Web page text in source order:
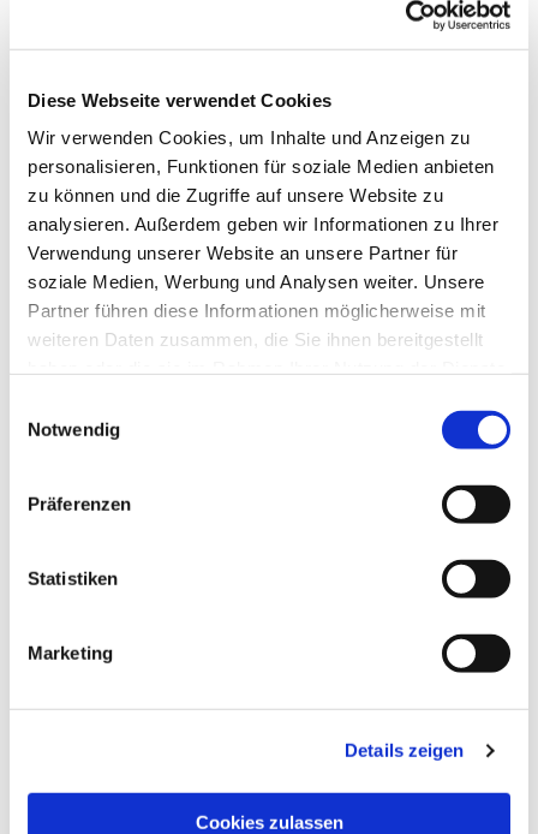
Diese Webseite verwendet Cookies
Wir verwenden Cookies, um Inhalte und Anzeigen zu
personalisieren, Funktionen für soziale Medien anbieten
zu können und die Zugriffe auf unsere Website zu
analysieren. Außerdem geben wir Informationen zu Ihrer
Verwendung unserer Website an unsere Partner für
soziale Medien, Werbung und Analysen weiter. Unsere
Partner führen diese Informationen möglicherweise mit
weiteren Daten zusammen, die Sie ihnen bereitgestellt
Notwendig
Präferenzen
Statistiken
Marketing
Details zeigen
Cookies zulassen
Bücher aus und lassen Sie sich von unserem
Bücherstuben-Team beraten.
Dies könnte Sie auch
interessieren